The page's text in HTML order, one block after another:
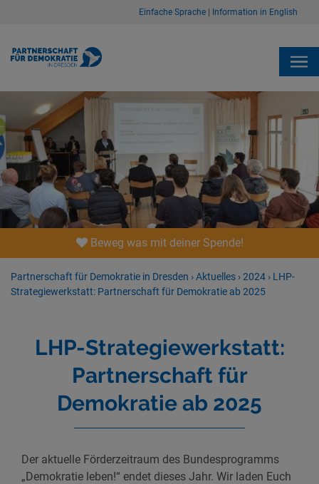
Einfache Sprache Information in English
Beweg was mit deiner Spende!
Partnerschaft für Demokratie in Dresden ›Aktuelles ›2024 › LHP-
Strategiewerkstatt: Partnerschaft für Demokratie ab 2025
LHP-Strategiewerkstatt:
Partnerschaft für
Demokratie ab 2025
Der aktuelle Förderzeitraum des Bundesprogramms
„Demokratie leben!“ endet dieses Jahr. Wir laden Euch